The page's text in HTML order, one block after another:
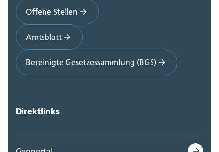
Offene Stellen
Amtsblatt
Bereinigte Gesetzessammlung (BGS)
Direktlinks